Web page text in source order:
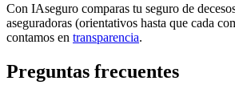
Con IAseguro comparas tu seguro de
aseguradoras (orientativos hasta que cada
contamos en transparencia.
Preguntas frecuentes